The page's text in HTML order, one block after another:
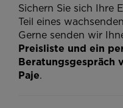
Sichern Sie sich Ihre
Teil eines
Gerne senden wir
Preisliste und ein
Beratungsgespräch
Paje.